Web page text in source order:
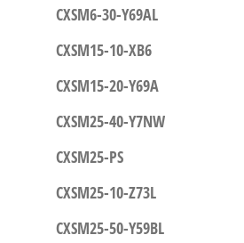
CXSM6-30-Y69AL
CXSM15-10-XB6
CXSM15-20-Y69A
CXSM25-40-Y7NW
CXSM25-PS
CXSM25-10-Z73L
CXSM25-50-Y59BL